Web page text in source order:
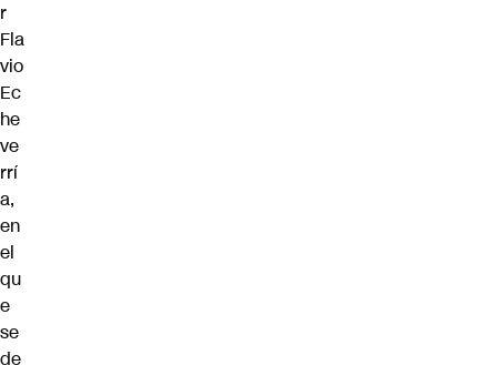
r
Fla
vio
Ec
he
ve
rrí
a,
en
el
qu
e
se
de